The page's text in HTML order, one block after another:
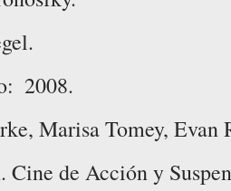
2008.
Marisa Tomey, Evan
de Acción y